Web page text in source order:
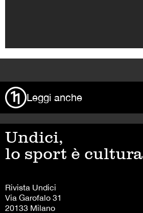
Leggi anche
Undici,
lo sport è cultura
Rivista Undici
Via Garofalo 31
20133 Milano